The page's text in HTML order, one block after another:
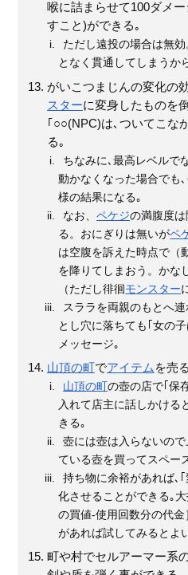
喉に詰まらせて100ダメ
すこと)ができる｡
ただし遠投の場合は無
となく貫通してしまうか
がいこつまじんの変化の
スターに変身したものを
｢○○(NPC)は､ついてこな
る｡
ちなみに､最高レベルで
動かなくなった場合でも
様の結果になる｡
なお、ペケジの満腹度
る。おにぎりは無いがペ
は空腹を訴えた時点で（
を降りてしまおう。かな
（ただし徘徊モンスター
スララを両親のもとへ
とし穴に落ちても｢女の
メッセージ｡
山頂の町でアイテム を売
山頂の町の壺の店で｢保
入れて店主に話しかける
きる｡
壺には壺は入らないの
ている壺を買ってスペー
持ち物に余裕があれば､
化させることができる｡
の買値-使用回数分の代
があれば試してみるとよ
町や村でセルアーマー系